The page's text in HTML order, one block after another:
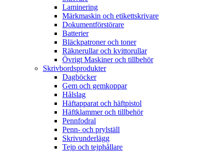
Laminering
Märkmaskin och etikettskrivare
Dokumentförstörare
Batterier
Bläckpatroner och toner
Räknerullar och kvittorullar
Övrigt Maskiner och tillbehör
Skrivbordsprodukter
Dagböcker
Gem och gemkoppar
Hålslag
Häftapparat och häftpistol
Häftklammer och tillbehör
Pennfodral
Penn- och prylställ
Skrivunderlägg
Tejp och tejphållare